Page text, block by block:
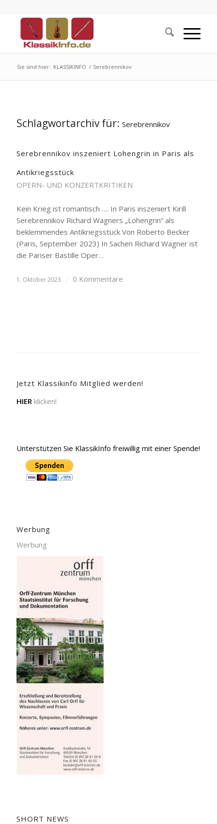
Sie sind hier: KLASSIKINFO / Serebrennikov
Schlagwortarchiv für: Serebrennikov
Serebrennikov inszeniert Lohengrin in Paris als
Antikriegsstück
OPERN- UND KONZERTKRITIKEN
Kein Krieg ist romantisch …. In Paris inszeniert Kirill
Serebrennikov Richard Wagners „Lohengrin“ als
beklemmendes Antikriegsstück Von Roberto Becker
(Paris, September 2023) In Sachen Richard Wagner ist
die Pariser Bastille Oper…
1. Oktober 2023 / 0 Kommentare
Jetzt Klassikinfo Mitglied werden!
HIER klicken!
Unterstützen Sie KlassikInfo freiwillig mit einer Spende!
Werbung
Werbung
SHORT NEWS